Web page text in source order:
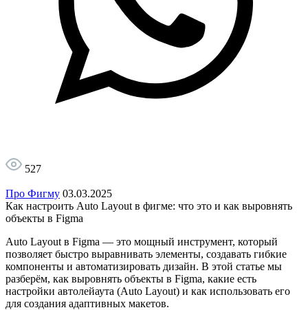
527
Про Фигму 03.03.2025
Как настроить Auto Layout в фигме: что это и как выровнять
объекты в Figma
Auto Layout в Figma — это мощный инструмент, который
позволяет быстро выравнивать элементы, создавать гибкие
компоненты и автоматизировать дизайн. В этой статье мы
разберём, как выровнять объекты в Figma, какие есть
настройки автолейаута (Auto Layout) и как использовать его
для создания адаптивных макетов.